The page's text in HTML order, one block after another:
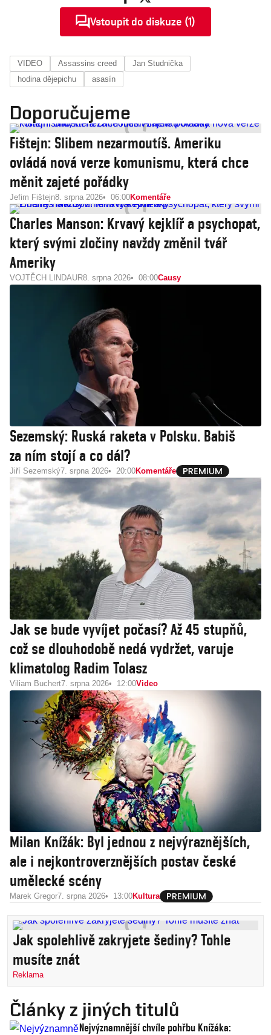
Vstoupit do diskuze (1)
VIDEO Assassins creed
Jan Studnička
hodina dějepichu
asasín
Doporučujeme
Fištejn: Slibem nezarmoutíš. Ameriku
ovládá nová verze komunismu, která chce
měnit zajeté pořádky
Jefim Fištejn8. srpna 2026 06:00Komentáře
Charles Manson: Krvavý kejklíř a psychopat,
který svými zločiny navždy změnil tvář
Ameriky
VOJTĚCH LINDAUR8. srpna 2026 08:00Causy
Sezemský: Ruská raketa v Polsku. Babiš
za ním stojí a co dál?
Jiří Sezemský7. srpna 2026 20:00Komentáře
Jak se bude vyvíjet počasí? Až 45 stupňů,
což se dlouhodobě nedá vydržet, varuje
klimatolog Radim Tolasz
Viliam Buchert7. srpna 2026 12:00Video
Milan Knížák: Byl jednou z nejvýraznějších,
ale i nejkontroverznějších postav české
umělecké scény
Marek Gregor7. srpna 2026 13:00Kultura
Jak spolehlivě zakryjete šediny? Tohle
musíte znát
Reklama
Články z jiných titulů
Nejvýznamnější chvíle pohřbu Knížáka: